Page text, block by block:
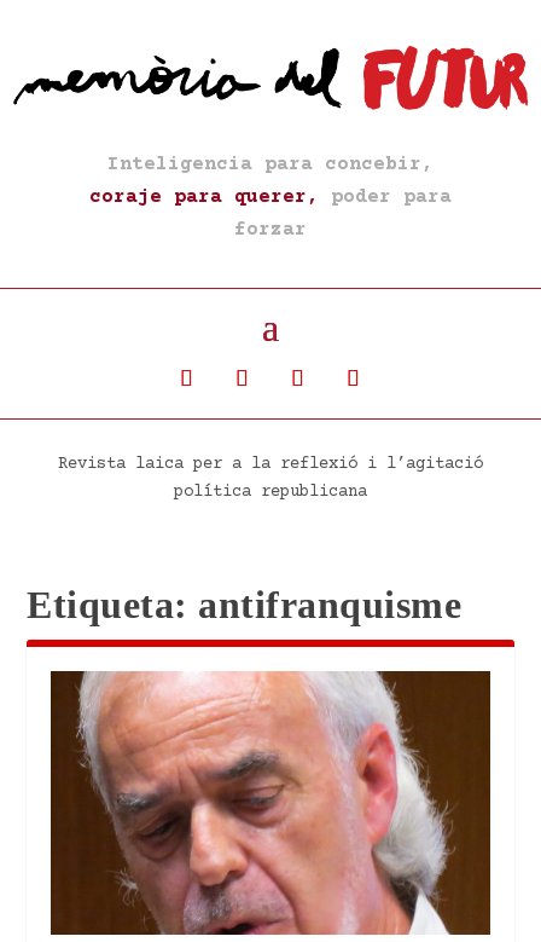
Inteligencia para concebir,
coraje para querer,
poder para
forzar
Revista laica per a la reflexió i l’agitació
política republicana
Etiqueta: antifranquisme